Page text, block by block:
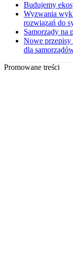
Budujemy
Wyzwania
rozwiązań do
Samorządy na
Nowe przepisy
dla
Promowane treści